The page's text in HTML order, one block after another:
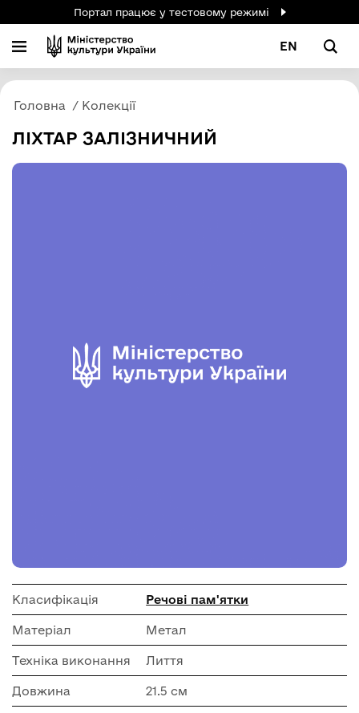
Портал працює у тестовому режимі
EN
Головна Колекції
ЛІХТАР ЗАЛІЗНИЧНИЙ
Класифікація Речові пам'ятки
Матеріал Метал
Техніка виконання Лиття
Довжина 21.5 см